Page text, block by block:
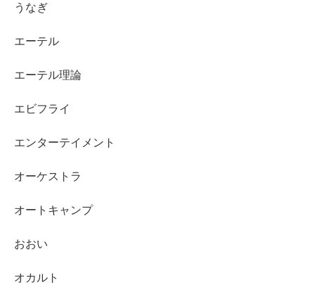
うなぎ
エーテル
エーテル理論
エビフライ
エンターテイメント
オーケストラ
オートキャンプ
おおい
オカルト